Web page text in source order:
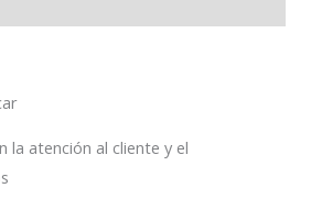
la atención al cliente y el